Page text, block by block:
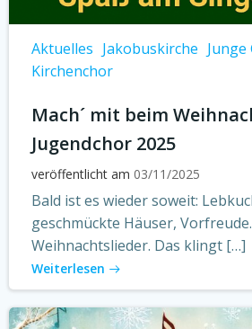
Aktuelles Jakobuskirche Junge
Kirchenchor
Mach´ mit beim
Jugendchor 2025
veröffentlicht am 03/11/2025
Bald ist es wieder soweit:
geschmückte Häuser,
Weihnachtslieder. Das klingt […]
Weiterlesen